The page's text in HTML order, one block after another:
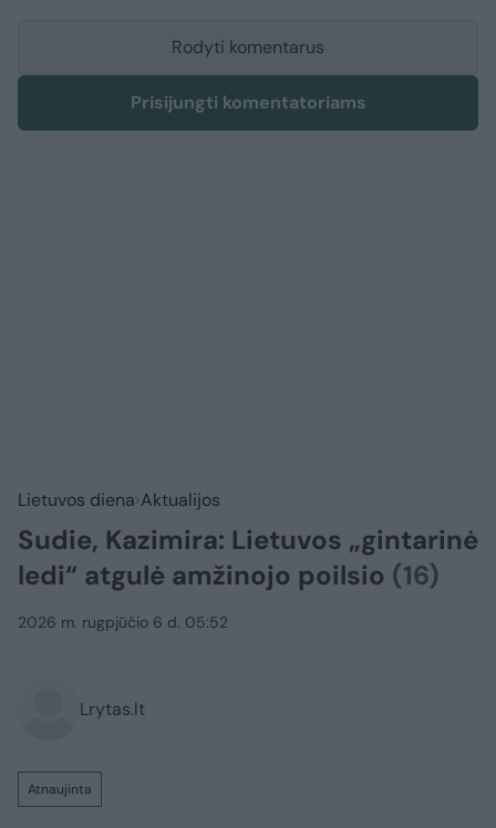
Rodyti komentarus
Prisijungti komentatoriams
Lietuvos diena Aktualijos
Sudie, Kazimira: Lietuvos „gintarinė
ledi“ atgulė amžinojo poilsio (16)
2026 m. rugpjūčio 6 d. 05:52
Lrytas.lt
Atnaujinta